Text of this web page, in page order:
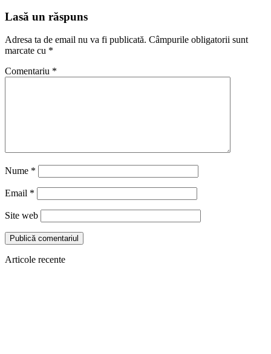
Lasă un răspuns
Adresa ta de email nu va fi publicată. Câmpurile obligatorii sunt
marcate cu *
Comentariu *
Nume *
Email *
Site web
Articole recente